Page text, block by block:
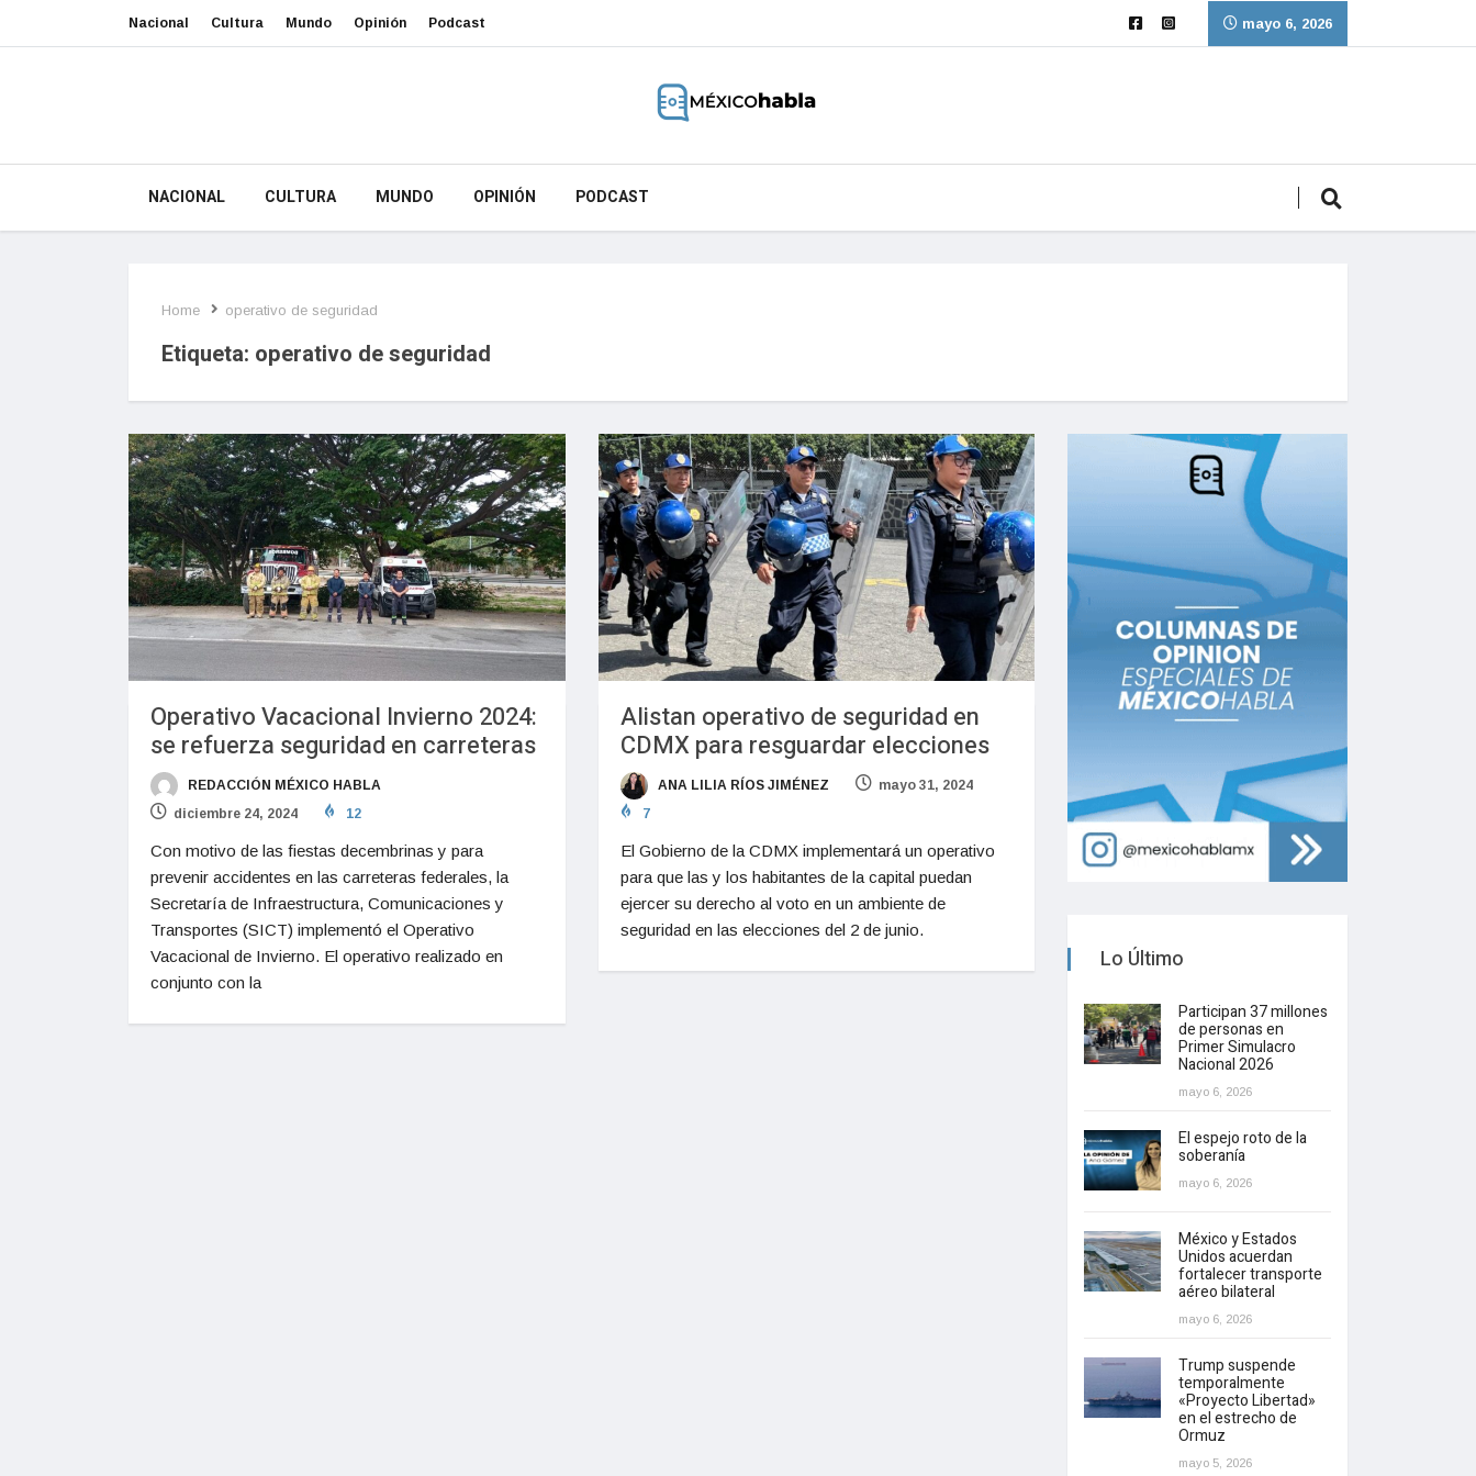
Nacional Cultura Mundo Opinión Podcast mayo 6, 2026
NACIONAL CULTURA MUNDO OPINIÓN PODCAST
Home operativo de seguridad
Etiqueta: operativo de seguridad
Operativo Vacacional Invierno 2024:
se refuerza seguridad en carreteras
REDACCIÓN MÉXICO HABLA
diciembre 24, 2024
12
Con motivo de las fiestas decembrinas y para
prevenir accidentes en las carreteras federales, la
Secretaría de Infraestructura, Comunicaciones y
Transportes (SICT) implementó el Operativo
Vacacional de Invierno. El operativo realizado en
conjunto con la
Alistan operativo de seguridad en
CDMX para resguardar elecciones
ANA LILIA RÍOS JIMÉNEZ
mayo 31, 2024
7
El Gobierno de la CDMX implementará un operativo
para que las y los habitantes de la capital puedan
ejercer su derecho al voto en un ambiente de
seguridad en las elecciones del 2 de junio.
Lo Último
Participan 37 millones
de personas en
Primer Simulacro
Nacional 2026
mayo 6, 2026
El espejo roto de la
soberanía
mayo 6, 2026
México y Estados
Unidos acuerdan
fortalecer transporte
aéreo bilateral
mayo 6, 2026
Trump suspende
temporalmente
«Proyecto Libertad»
en el estrecho de
Ormuz
mayo 5, 2026